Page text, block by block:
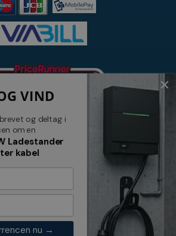
dig vores nyhedsbrev og
tilbud og nyheder
VIND
og deltag i
om en
Ladestander
kabel
nu →